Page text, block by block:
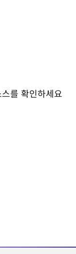
를 확인하세요